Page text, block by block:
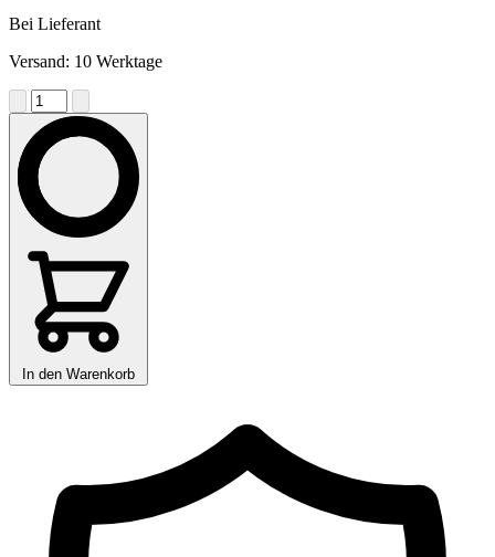
Bei Lieferant
Versand: 10 Werktage
In den Warenkorb